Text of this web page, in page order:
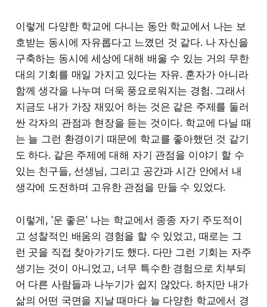
이렇게 다양한 학교에 다니는 동안 학교에서 나는 보
호받는 동시에 자유롭다고 느꼈던 것 같다. 나 자신을
구축하는 동시에 세상에 대해 배울 수 있는 거의 무한
대의 기회를 매일 가지고 있다는 자유. 혼자가 아니라
함께 생각을 나누며 더욱 풍요로워지는 경험. 그래서
지금도 내가 가장 재밌어 하는 것은 같은 주제를 둘러
싼 각자의 관점과 현장을 듣는 것이다. 학교에 다닐 때
는 늘 그런 환경이기 때문에 학교를 좋아했던 것 같기
도 하다. 같은 주제에 대해 자기 관점을 이야기 할 수
있는 친구들, 선생님, 그리고 공간과 시간 안에서 내
생각에 도전하며 고유한 관점을 만들 수 있었다.
이렇게, '운 좋은' 나는 학교에서 종종 자기 주도적이
고 성찰적인 배움의 경험을 할 수 있었고, 때로는 그
런 곳을 직접 찾아가기도 했다. 다만 그런 기회는 자주
생기는 것이 아니었고, 너무 특수한 경험으로 치부되
어 다른 사람들과 나누기가 쉽지 않았다. 하지만 내가
삶의 어떤 국면을 지날 때마다 늘 다양한 학교에서 경